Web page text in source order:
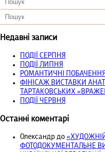
Недавні записи
ПОДІЇ СЕРПНЯ
ПОДІЇ ЛИПНЯ
РОМАНТИЧНІ
ФІНІСАЖ ВИСТАВКИ
ТАРТАКОВСЬКИХ
ПОДІЇ ЧЕРВНЯ
Останні коментарі
Олександр до
ФОТОДОКУМЕНТАЛЬНЕ